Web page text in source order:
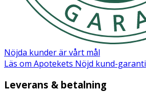
Nöjda kunder är vårt mål
Läs om Apotekets Nöjd kund-garanti
Leverans & betalning